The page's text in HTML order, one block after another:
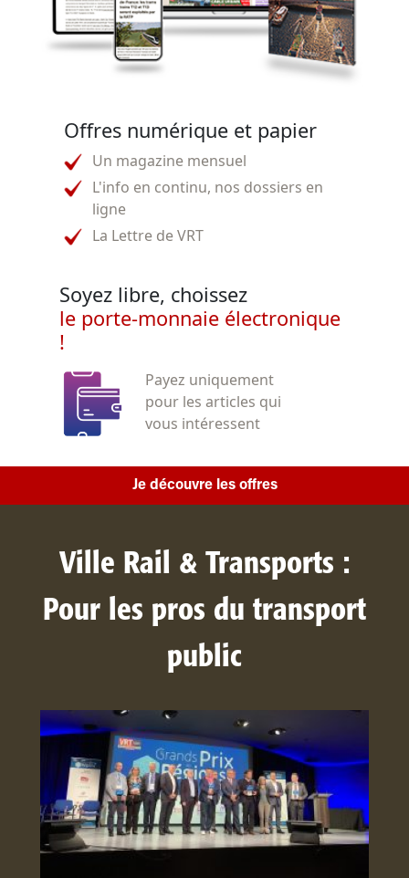
Offres numérique et papier
Un magazine mensuel
L'info en continu, nos dossiers en
ligne
La Lettre de VRT
Soyez libre, choissez
le porte-monnaie électronique
!
Payez uniquement
pour les articles qui
vous intéressent
Je découvre les offres
Ville Rail & Transports :
Pour les pros du transport
public